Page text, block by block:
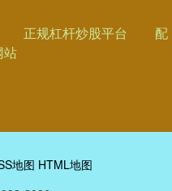
正规杠杆炒股平台
配
站
地图 HTML地图